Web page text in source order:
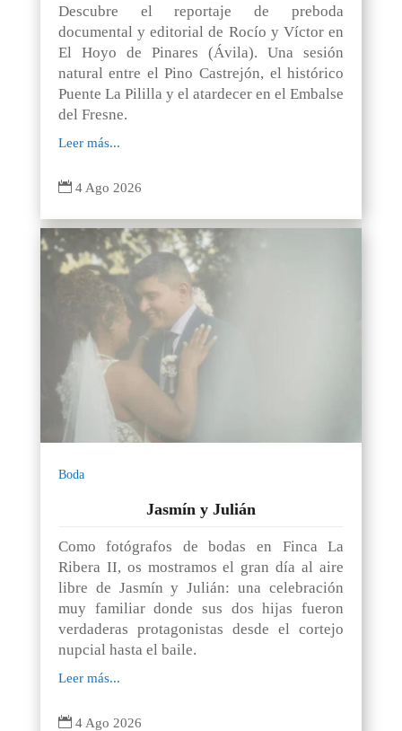
Descubre el reportaje de preboda
documental y editorial de Rocío y Víctor en
El Hoyo de Pinares (Ávila). Una sesión
natural entre el Pino Castrejón, el histórico
Puente La Pililla y el atardecer en el Embalse
del Fresne.
Leer más...
 4 Ago 2026
Boda
Jasmín y Julián
Como fotógrafos de bodas en Finca La
Ribera II, os mostramos el gran día al aire
libre de Jasmín y Julián: una celebración
muy familiar donde sus dos hijas fueron
verdaderas protagonistas desde el cortejo
nupcial hasta el baile.
Leer más...
 4 Ago 2026